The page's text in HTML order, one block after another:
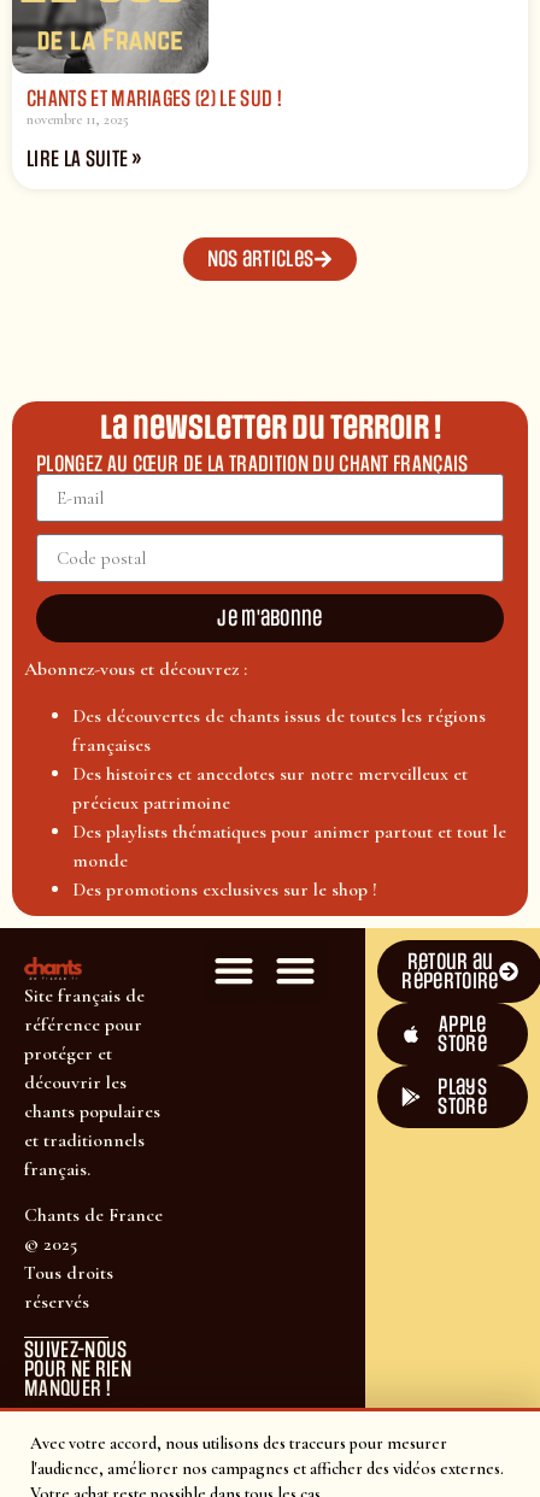
Avec votre accord, nous utilisons des traceurs pour mesurer
l'audience, améliorer nos campagnes et afficher des vidéos externes.
CHANTS ET MARIAGES (2) LE SUD !
novembre 11, 2025
LIRE LA SUITE »
Nos articles
La newsletter du terroir !
PLONGEZ AU CŒUR DE LA TRADITION DU CHANT FRANÇAIS
Je m'abonne
Abonnez-vous et découvrez :
Des découvertes de chants issus de toutes les régions
françaises
Des histoires et anecdotes sur notre merveilleux et
précieux patrimoine
Des playlists thématiques pour animer partout et tout le
monde
Des promotions exclusives sur le shop !
Site français de
référence pour
protéger et
découvrir les
chants populaires
et traditionnels
français.
Chants de France
© 2025
Tous droits
réservés
SUIVEZ-NOUS
POUR NE RIEN
MANQUER !
Retour au
répertoire
Apple
Store
plays
store